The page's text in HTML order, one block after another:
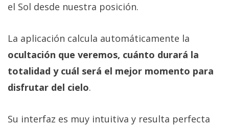
el Sol desde nuestra posición.
La aplicación calcula automáticamente la
ocultación que veremos, cuánto durará la
totalidad y cuál será el mejor momento para
disfrutar del cielo.
Su interfaz es muy intuitiva y resulta perfecta